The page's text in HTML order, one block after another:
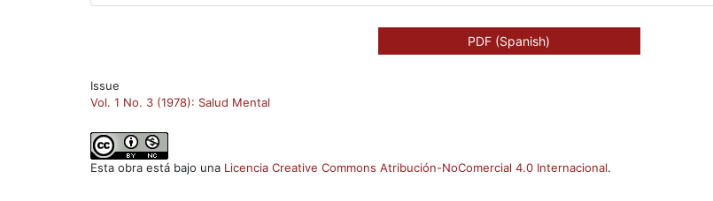
PDF (Spanish)
Issue
Vol. 1 No. 3 (1978): Salud Mental
Esta obra está bajo una Licencia Creative Commons Atribución-NoComercial 4.0 Internacional.